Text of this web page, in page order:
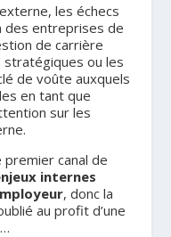
les échecs
des entreprises de
de carrière
ou les
de voûte auxquels
en tant que
sur les
canal de
internes
, donc la
au profit d’une